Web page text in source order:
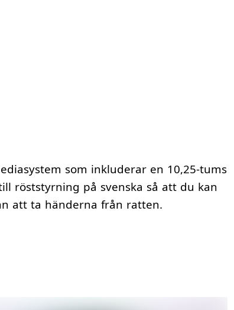
som inkluderar en 10,25-tums
röststyrning på svenska så att du kan
att ta händerna från ratten.